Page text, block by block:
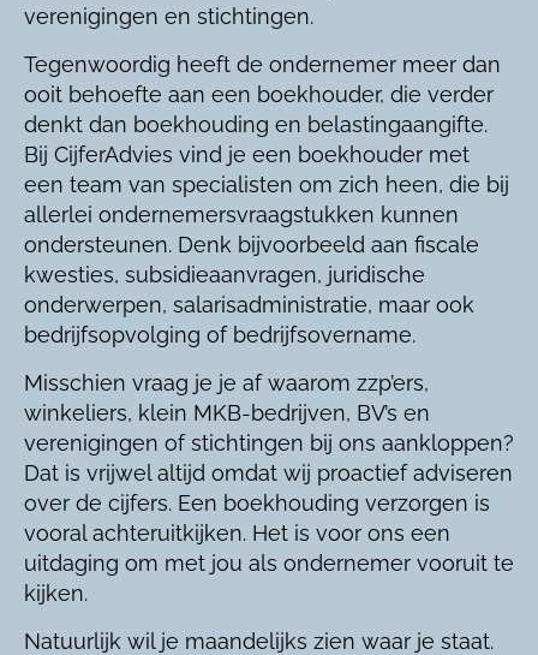
verenigingen en stichtingen.
Tegenwoordig heeft de ondernemer meer dan
ooit behoefte aan een boekhouder, die verder
denkt dan boekhouding en belastingaangifte.
Bij CijferAdvies vind je een boekhouder met
een team van specialisten om zich heen, die bij
allerlei ondernemersvraagstukken kunnen
ondersteunen. Denk bijvoorbeeld aan fiscale
kwesties, subsidieaanvragen, juridische
onderwerpen, salarisadministratie, maar ook
bedrijfsopvolging of bedrijfsovername.
Misschien vraag je je af waarom zzp’ers,
winkeliers, klein MKB-bedrijven, BV’s en
verenigingen of stichtingen bij ons aankloppen?
Dat is vrijwel altijd omdat wij proactief adviseren
over de cijfers. Een boekhouding verzorgen is
vooral achteruitkijken. Het is voor ons een
uitdaging om met jou als ondernemer vooruit te
kijken.
Natuurlijk wil je maandelijks zien waar je staat.